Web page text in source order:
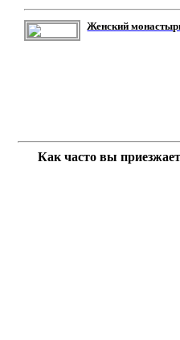
Женский
Как часто вы